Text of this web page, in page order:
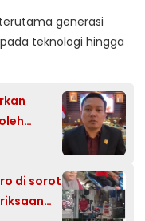
generasi
teknologi hingga
di sorot